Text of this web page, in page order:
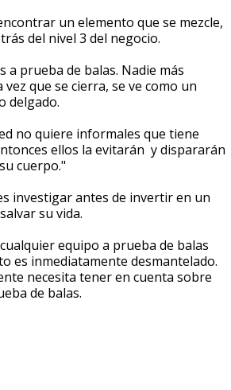
un elemento que se mezcle,
del nivel 3 del negocio.
a prueba de balas. Nadie más
que se cierra, se ve como un
delgado.
no quiere informales que tiene
ellos la evitarán y dispararán
cuerpo."
investigar antes de invertir en un
su vida.
equipo a prueba de balas
es inmediatamente desmantelado.
necesita tener en cuenta sobre
de balas.